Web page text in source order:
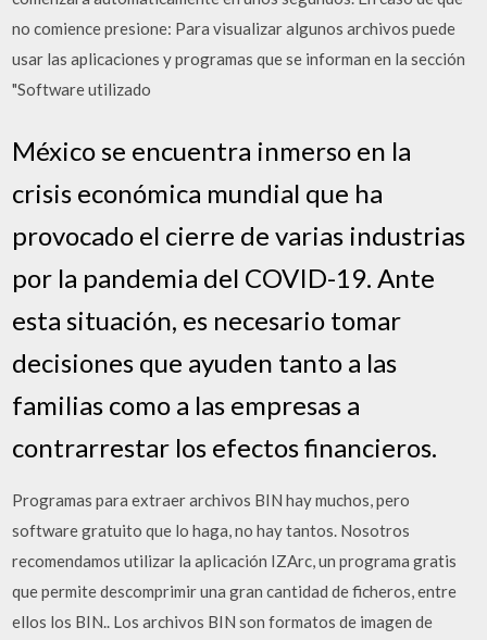
no comience presione: Para visualizar algunos archivos puede
usar las aplicaciones y programas que se informan en la sección
"Software utilizado
México se encuentra inmerso en la
crisis económica mundial que ha
provocado el cierre de varias industrias
por la pandemia del COVID-19. Ante
esta situación, es necesario tomar
decisiones que ayuden tanto a las
familias como a las empresas a
contrarrestar los efectos financieros.
Programas para extraer archivos BIN hay muchos, pero
software gratuito que lo haga, no hay tantos. Nosotros
recomendamos utilizar la aplicación IZArc, un programa gratis
que permite descomprimir una gran cantidad de ficheros, entre
ellos los BIN.. Los archivos BIN son formatos de imagen de